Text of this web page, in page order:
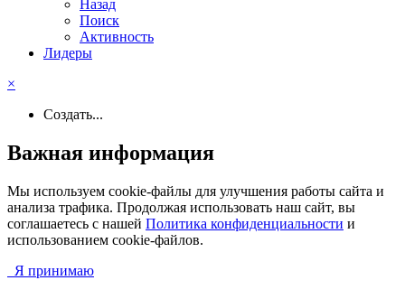
Назад
Поиск
Активность
Лидеры
×
Создать...
Важная информация
Мы используем cookie-файлы для улучшения работы сайта и
анализа трафика. Продолжая использовать наш сайт, вы
соглашаетесь с нашей Политика конфиденциальности и
использованием cookie-файлов.
Я принимаю